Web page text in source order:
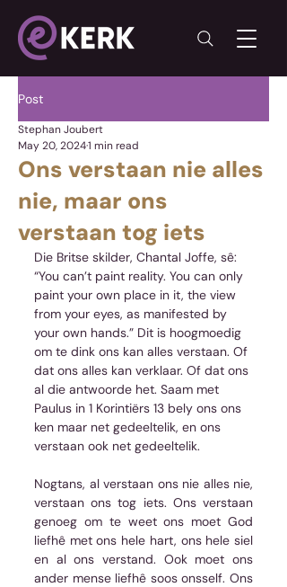
Post
Ons verstaan nie alles
nie, maar ons
verstaan tog iets
Stephan Joubert
May 20, 20241 min read
Die Britse skilder, Chantal Joffe, sê:
“You can’t paint reality. You can only
paint your own place in it, the view
from your eyes, as manifested by
your own hands.” Dit is hoogmoedig
om te dink ons kan alles verstaan. Of
dat ons alles kan verklaar. Of dat ons
al die antwoorde het. Saam met
Paulus in 1 Korintiërs 13 bely ons ons
ken maar net gedeeltelik, en ons
verstaan ook net gedeeltelik.
Nogtans, al verstaan ons nie alles nie,
verstaan ons tog iets. Ons verstaan
genoeg om te weet ons moet God
liefhê met ons hele hart, ons hele siel
en al ons verstand. Ook moet ons
ander mense liefhê soos onsself. Ons